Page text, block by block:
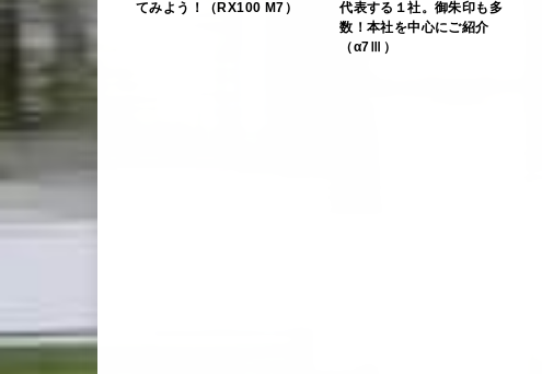
てみよう！（RX100 M7）
代表する１社。御朱印も多
数！本社を中心にご紹介
（α7Ⅲ）